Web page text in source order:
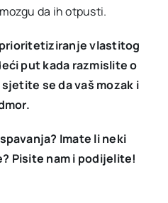
da ih otpusti.
vlastitog
put kada razmislite o
se da vaš mozak i
Imate li neki
Pisite nam i podijelite!